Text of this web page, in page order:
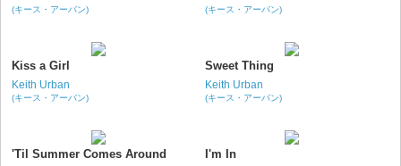
(キース・アーバン) (キース・アーバン)
Kiss a Girl
Keith Urban
(キース・アーバン)
Sweet Thing
Keith Urban
(キース・アーバン)
'Til Summer Comes Around I'm In